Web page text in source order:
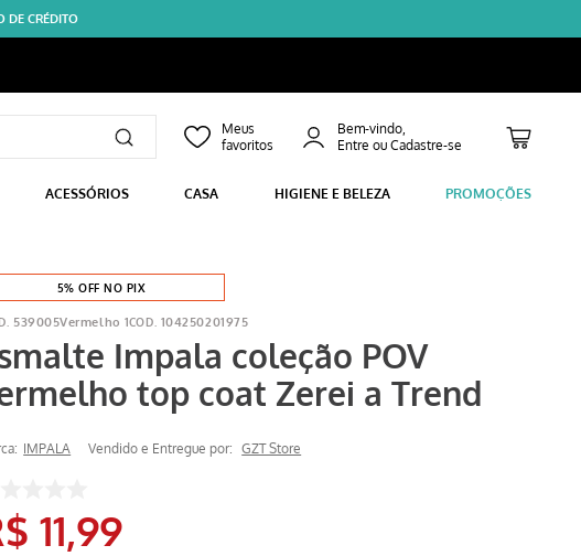
DE CRÉDITO
Bem-vindo,
ACESSÓRIOS CASA HIGIENE E BELEZA PROMOÇÕES
5% OFF NO PIX
539005Vermelho 1 104250201975
Impala coleção POV
top coat Zerei a Trend
IMPALA Vendido e Entregue por: GZT Store
11,99